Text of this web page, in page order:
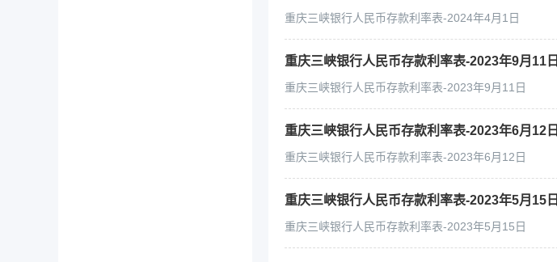
重庆三峡银行人民币存款利率表-2024年4月1日
重庆三峡银行人民币存款利率表-2023年9月11日
重庆三峡银行人民币存款利率表-2023年9月11日
重庆三峡银行人民币存款利率表-2023年6月12日
重庆三峡银行人民币存款利率表-2023年6月12日
重庆三峡银行人民币存款利率表-2023年5月15日
重庆三峡银行人民币存款利率表-2023年5月15日